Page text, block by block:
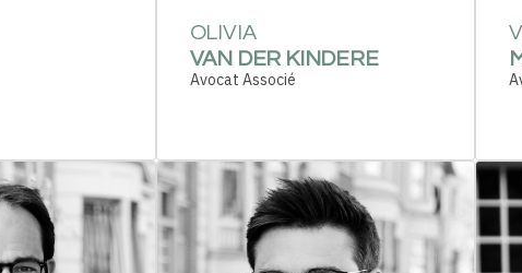
OLIVIA
VAN DER KINDERE
Avocat Associé